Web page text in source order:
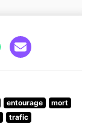
entourage
mort
trafic